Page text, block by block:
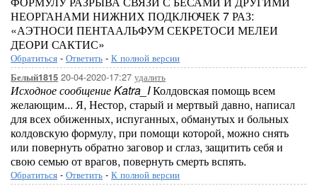
НЕОРГАНАМИ НИЖНИХ ПОДКЛЮЧЕК 7 РАЗ:
«АЭТНОСИ ПЕНТААЛЬФУМ СЕКРЕТОСИ МЕЛЕИ
ДЕОРИ САКТИС»
Обратиться - Ответить - К полной версии
Белый1815 20-04-2020-17:27 удалить
Исходное сообщение Katra_IКолдовская помощь всем
желающим... Я, Нестор, старый и мертвый давно, написал
для всех обиженных, испуганных, обманутых и больных
колдовскую формулу, при помощи которой, можно снять
или повернуть обратно заговор и сглаз, защитить себя и
свою семью от врагов, повернуть смерть вспять.
Обратиться - Ответить - К полной версии